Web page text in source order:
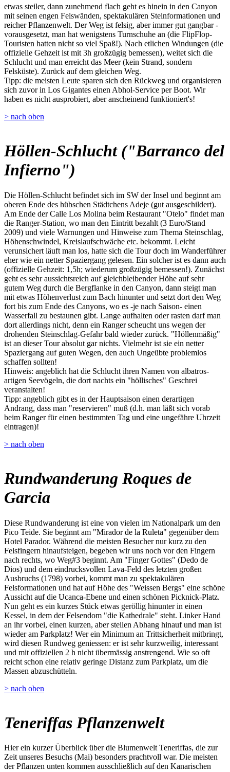
etwas steiler, dann zunehmend flach geht es hinein in den Canyon
mit seinen engen Felswänden, spektakulären Steinformationen und
reicher Pflanzenwelt. Der Weg ist felsig, aber immer gut gangbar -
vorausgesetzt, man hat wenigstens Turnschuhe an (die FlipFlop-
Touristen hatten nicht so viel Spaß!). Nach etlichen Windungen (die
offizielle Gehzeit ist mit 3h großzügig bemessen), weitet sich die
Schlucht und man erreicht das Meer (kein Strand, sondern
Felsküste). Zurück auf dem gleichen Weg.
Tipp: die meisten Leute sparen sich den Rückweg und organisieren
sich zuvor in Los Gigantes einen Abhol-Service per Boot. Wir
haben es nicht ausprobiert, aber anscheinend funktioniert's!
> nach oben
Höllen-Schlucht ("Barranco del
Infierno")
Die Höllen-Schlucht befindet sich im SW der Insel und beginnt am
oberen Ende des hübschen Städtchens Adeje (gut ausgeschildert).
Am Ende der Calle Los Molina beim Restaurant "Otelo" findet man
die Ranger-Station, wo man den Eintritt bezahlt (3 Euro/Stand
2009) und viele Warnungen und Hinweise zum Thema Steinschlag,
Höhenschwindel, Kreislaufschwäche etc. bekommt. Leicht
verunsichert läuft man los, hatte sich die Tour doch im Wanderführer
eher wie ein netter Spaziergang gelesen. Ein solcher ist es dann auch
(offizielle Gehzeit: 1,5h; wiederum großzügig bemessen!). Zunächst
geht es sehr aussichtsreich auf gleichbleibender Höhe auf sehr
gutem Weg durch die Bergflanke in den Canyon, dann steigt man
mit etwas Höhenverlust zum Bach hinunter und setzt dort den Weg
fort bis zum Ende des Canyons, wo es -je nach Saison- einen
Wasserfall zu bestaunen gibt. Lange aufhalten oder rasten darf man
dort allerdings nicht, denn ein Ranger scheucht uns wegen der
drohenden Steinschlag-Gefahr bald wieder zurück. "Höllenmäßig"
ist an dieser Tour absolut gar nichts. Vielmehr ist sie ein netter
Spaziergang auf guten Wegen, den auch Ungeübte problemlos
schaffen sollten!
Hinweis: angeblich hat die Schlucht ihren Namen von albatros-
artigen Seevögeln, die dort nachts ein "höllisches" Geschrei
veranstalten!
Tipp: angeblich gibt es in der Hauptsaison einen derartigen
Andrang, dass man "reservieren" muß (d.h. man läßt sich vorab
beim Ranger für einen bestimmten Tag und eine ungefähre Uhrzeit
eintragen)!
> nach oben
Rundwanderung Roques de
Garcia
Diese Rundwanderung ist eine von vielen im Nationalpark um den
Pico Teide. Sie beginnt am "Mirador de la Ruleta" gegenüber dem
Hotel Parador. Während die meisten Besucher nur kurz zu den
Felsfingern hinaufsteigen, begeben wir uns noch vor den Fingern
nach rechts, wo Weg#3 beginnt. Am "Finger Gottes" (Dedo de
Dios) und dem eindrucksvollen Lava-Feld des letzten großen
Ausbruchs (1798) vorbei, kommt man zu spektakulären
Felsformationen und hat auf Höhe des "Weissen Bergs" eine schöne
Aussicht auf die Ucanca-Ebene und einen schönen Picknick-Platz.
Nun geht es ein kurzes Stück etwas geröllig hinunter in einen
Kessel, in dem der Felsendom "die Kathedrale" steht. Linker Hand
an ihr vorbei, einen kurzen, aber steilen Abhang hinauf und man ist
wieder am Parkplatz! Wer ein Minimum an Trittsicherheit mitbringt,
wird diesen Rundweg geniessen: er ist sehr kurzweilig, interessant
und mit offiziellen 2 h nicht übermässig anstrengend. Wie so oft
reicht schon eine relativ geringe Distanz zum Parkplatz, um die
Massen abzuschütteln.
> nach oben
Teneriffas Pflanzenwelt
Hier ein kurzer Überblick über die Blumenwelt Teneriffas, die zur
Zeit unseres Besuchs (Mai) besonders prachtvoll war. Die meisten
der Pflanzen unten kommen ausschließlich auf den Kanarischen